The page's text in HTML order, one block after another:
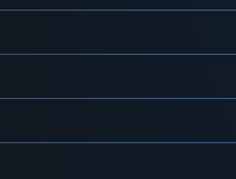
Intranet